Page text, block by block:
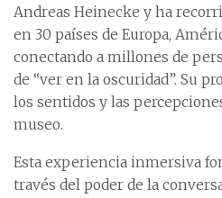
Andreas Heinecke y ha
en 30 países de Europa,
conectando a millones de
de “ver en la oscuridad”. Su
los sentidos y las
museo.
Esta experiencia inmersiva
través del poder de la